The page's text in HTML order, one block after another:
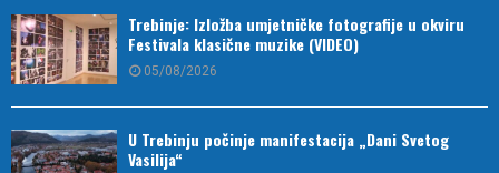
Trebinje: Izložba umjetničke fotografije u okviru
Festivala klasične muzike (VIDEO)
05/08/2026
U Trebinju počinje manifestacija „Dani Svetog
Vasilija“